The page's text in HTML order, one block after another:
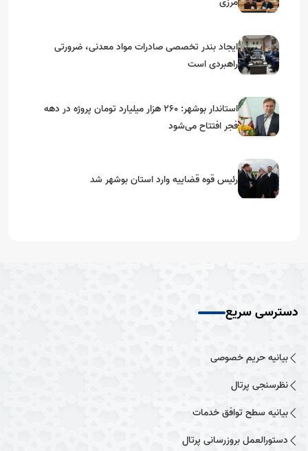
ایجاد بندر تخصصی صادرات مواد معدنی، ضرورتی
راهبردی است
استاندار بوشهر: ۲۶۰ هزار میلیارد تومان پروژه در دهه
فجر افتتاح می‌شود
رئیس قوه قضاییه وارد استان بوشهر شد
دسترسی سریع
بیانیه حریم خصوصی
نظرسنجی پرتال
بیانیه سطح توافق خدمات
دستورالعمل بروزرسانی پرتال